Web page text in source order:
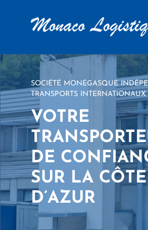
SOCIÉTÉ MONÉGASQUE
TRANSPORTS INTERNATIONAUX
VOTRE
DE
SUR LA CÔTE
D’AZUR